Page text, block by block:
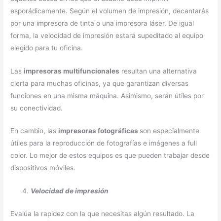
esporádicamente. Según el volumen de impresión, decantarás
por una impresora de tinta o una impresora láser. De igual
forma, la velocidad de impresión estará supeditado al equipo
elegido para tu oficina.
Las impresoras multifuncionales resultan una alternativa
cierta para muchas oficinas, ya que garantizan diversas
funciones en una misma máquina. Asimismo, serán útiles por
su conectividad.
En cambio, las impresoras fotográficas son especialmente
útiles para la reproducción de fotografías e imágenes a full
color. Lo mejor de estos equipos es que pueden trabajar desde
dispositivos móviles.
Velocidad de impresión
Evalúa la rapidez con la que necesitas algún resultado. La